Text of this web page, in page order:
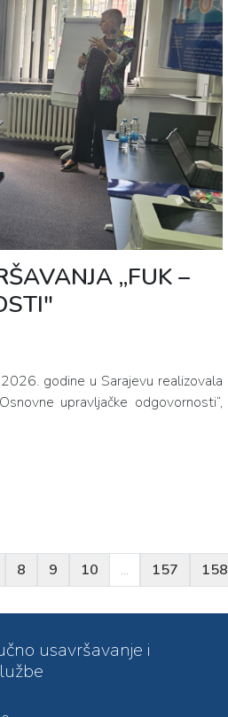
„FUK –
godine u Sarajevu realizovala
upravljačke odgovornosti“,
8 9 10 ... 157 158
usavršavanje i